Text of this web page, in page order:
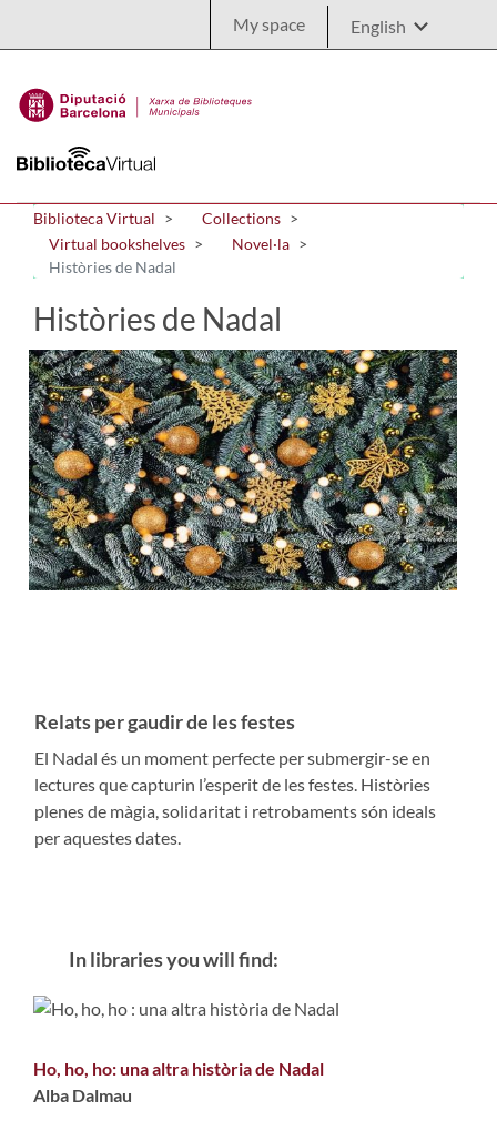
My space
Biblioteca Virtual
Collections
Virtual bookshelves
Novel·la
Històries de Nadal
Històries de Nadal
Relats per gaudir de les festes
El Nadal és un moment perfecte per submergir-se en
lectures que capturin l’esperit de les festes. Històries
plenes de màgia, solidaritat i retrobaments són ideals
per aquestes dates.
In libraries you will find:
Ho, ho, ho: una altra història de Nadal
Alba Dalmau